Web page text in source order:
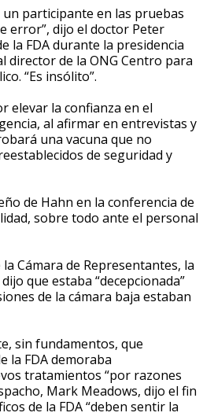
participante en las pruebas
error”, dijo el doctor Peter
la FDA durante la presidencia
director de la ONG Centro para
“Es insólito”.
elevar la confianza en el
al afirmar en entrevistas y
una vacuna que no
de seguridad y
de Hahn en la conferencia de
sobre todo ante el personal
Cámara de Representantes, la
que estaba “decepcionada”
de la cámara baja estaban
sin fundamentos, que
la FDA demoraba
tratamientos “por razones
Mark Meadows, dijo el fin
de la FDA “deben sentir la